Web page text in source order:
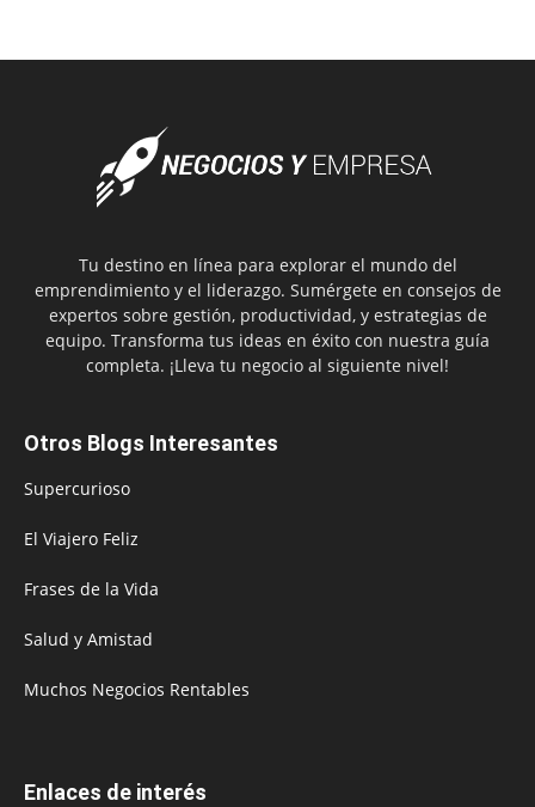
Tu destino en línea para explorar el mundo del
emprendimiento y el liderazgo. Sumérgete en consejos de
expertos sobre gestión, productividad, y estrategias de
equipo. Transforma tus ideas en éxito con nuestra guía
completa. ¡Lleva tu negocio al siguiente nivel!
Otros Blogs Interesantes
Supercurioso
El Viajero Feliz
Frases de la Vida
Salud y Amistad
Muchos Negocios Rentables
Enlaces de interés